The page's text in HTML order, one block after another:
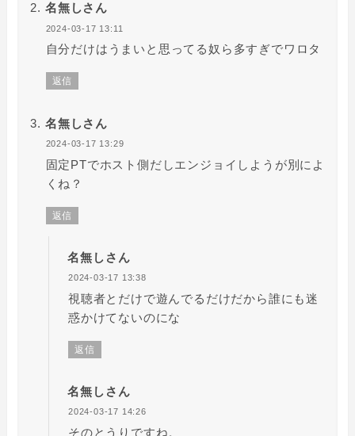
名無しさん
2024-03-17 13:11
自分だけはうまいと思ってる奴ら多すぎでワロタ
返信
名無しさん
2024-03-17 13:29
固定PTでホスト側だしエンジョイしようが別によ
くね？
返信
名無しさん
2024-03-17 13:38
視聴者とだけで遊んでるだけだから誰にも迷
惑かけてないのにな
返信
名無しさん
2024-03-17 14:26
そのとうりですね。